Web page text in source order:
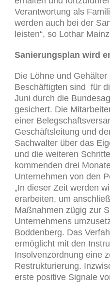
Verantwortung als
werden auch bei der
leisten“, so Lothar
Sanierungsplan wird
Die Löhne und
Beschäftigten sind für
Juni durch die
gesichert. Die
einer
Geschäftsleitung und
Sachwalter über das
und die weiteren
kommenden drei
Unternehmen von den
„In dieser Zeit werden
erarbeiten, um
Maßnahmen zügig zur
Unternehmens
Boddenberg. Das
ermöglicht mit den
Insolvenzordnung eine
Restrukturierung.
erste positive Signale